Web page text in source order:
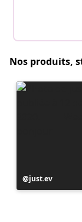
Nos produits,
Publication
publiée
just.ev